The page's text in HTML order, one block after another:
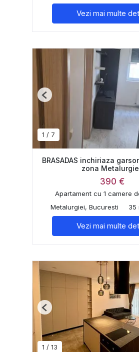
Vezi mai multe
1 / 7
Previous
BRASADAS inchiriaza
zona
390 €
Apartament cu 1 camere
Metalurgiei, Bucuresti
35
Vezi mai multe
1 / 13
Previous